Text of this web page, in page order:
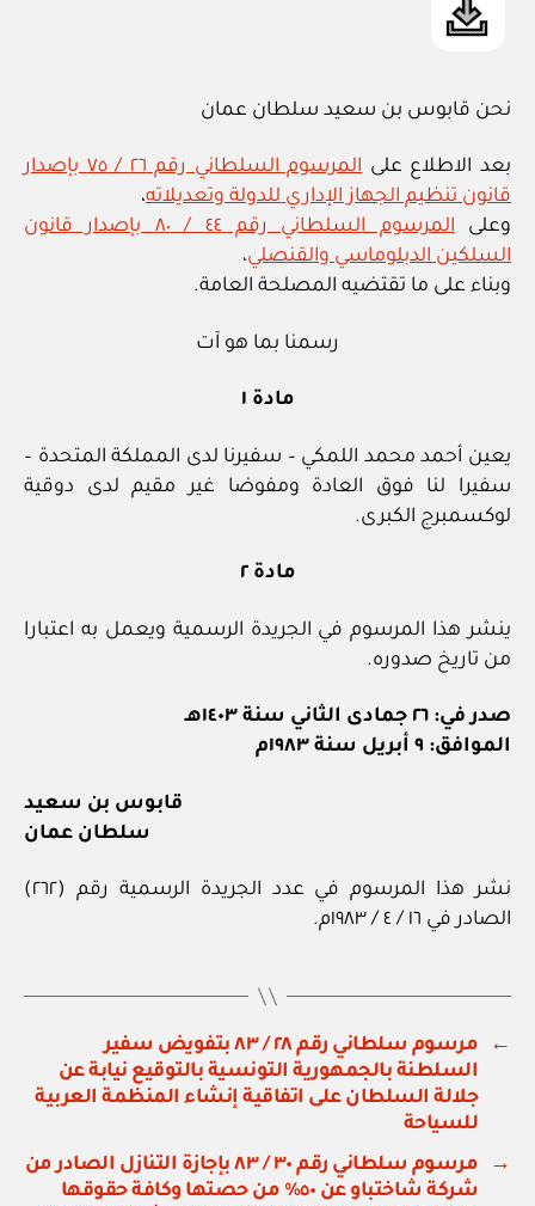
نحن قابوس بن سعيد سلطان عمان
بعد الاطلاع على
المرسوم السلطاني رقم ٢٦ / ٧٥ بإصدار
قانون تنظيم الجهاز الإداري للدولة وتعديلاته،
وعلى
المرسوم السلطاني رقم ٤٤ / ٨٠ بإصدار قانون
السلكين الدبلوماسي والقنصلي،
وبناء على ما تقتضيه المصلحة العامة.
رسمنا بما هو آت
مادة ١
يعين أحمد محمد اللمكي – سفيرنا لدى المملكة المتحدة –
سفيرا لنا فوق العادة ومفوضا غير مقيم لدى دوقية
لوكسمبرج الكبرى.
مادة ٢
ينشر هذا المرسوم في الجريدة الرسمية ويعمل به اعتبارا
من تاريخ صدوره.
صدر في: ٢٦ جمادى الثاني سنة ١٤٠٣هـ
الموافق: ٩ أبريل سنة ١٩٨٣م
قابوس بن سعيد
سلطان عمان
نشر هذا المرسوم في عدد الجريدة الرسمية رقم (٢٦٢)
الصادر في ١٦ / ٤ / ١٩٨٣م.
←
مرسوم سلطاني رقم ٢٨ / ٨٣ بتفويض سفير
السلطنة بالجمهورية التونسية بالتوقيع نيابة عن
جلالة السلطان على اتفاقية إنشاء المنظمة العربية
للسياحة
→
مرسوم سلطاني رقم ٣٠ / ٨٣ بإجازة التنازل الصادر من
شركة شاختباو عن ٥٠٪ من حصتها وكافة حقوقها